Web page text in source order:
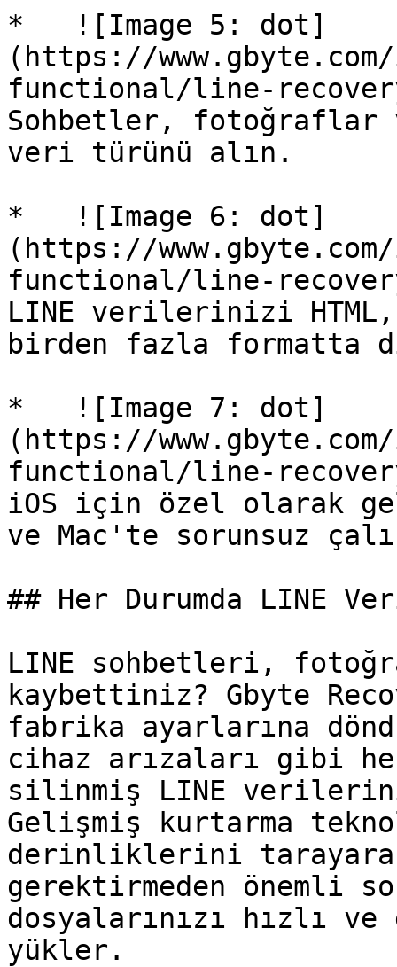
*   ![Image 5: dot]
(https://
functional/line-
Sohbetler, fotoğraflar
veri türünü alın.
*   ![Image 6: dot]
(https://
functional/line-
LINE verilerinizi
birden fazla formatta
*   ![Image 7: dot]
(https://
functional/line-
iOS için özel olarak
ve Mac'te sorunsuz
## Her Durumda LINE
LINE sohbetleri,
kaybettiniz? Gbyte
fabrika ayarlarına
cihaz arızaları gibi
silinmiş LINE
Gelişmiş kurtarma
derinliklerini
gerektirmeden önemli
dosyalarınızı hızlı
yükler.